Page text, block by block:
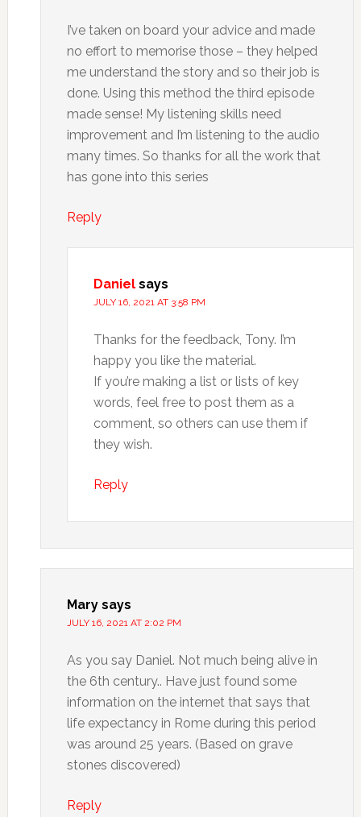
I’ve taken on board your advice and made
no effort to memorise those – they helped
me understand the story and so their job is
done. Using this method the third episode
made sense! My listening skills need
improvement and I’m listening to the audio
many times. So thanks for all the work that
has gone into this series
Reply
Daniel says
JULY 16, 2021 AT 3:58 PM
Thanks for the feedback, Tony. I’m
happy you like the material.
If you’re making a list or lists of key
words, feel free to post them as a
comment, so others can use them if
they wish.
Reply
Mary says
JULY 16, 2021 AT 2:02 PM
As you say Daniel. Not much being alive in
the 6th century.. Have just found some
information on the internet that says that
life expectancy in Rome during this period
was around 25 years. (Based on grave
stones discovered)
Reply